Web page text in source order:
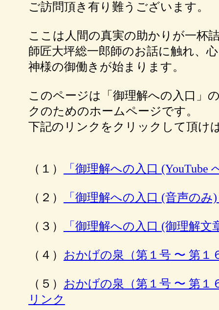
ご訪問頂き有り難うございます。
ここは人間の真実の助かりが一杯
師匠大坪総一郎師のお話に触れ、
神様の御働きが始まります。
このページは「御理解への入口」
クのためのホームページです。
下記のリンクをクリックして頂け
（１） 「御理解への入口
（２） 「御理解への入口 (音声の
（３） 「御理解への入口 (御理解
（４） おかげの泉（第１号 〜 第
（５） おかげの泉（第１号 〜 第
リンク